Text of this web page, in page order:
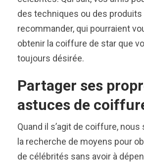
des techniques ou des produits
recommander, qui pourraient
obtenir la coiffure de star que
toujours désirée.
Partager ses
astuces de
Quand il s’agit de coiffure,
la recherche de moyens pour
de célébrités sans avoir à